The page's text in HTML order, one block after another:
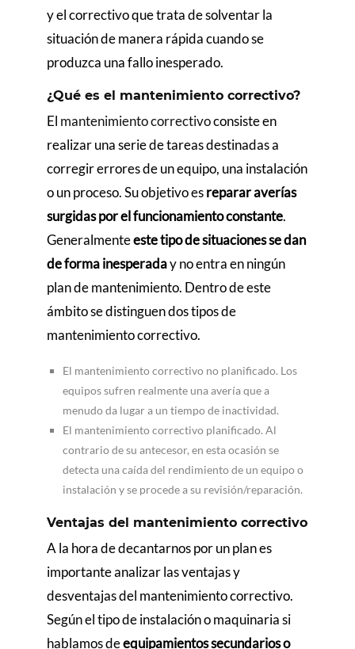
y el correctivo que trata de solventar la
situación de manera rápida cuando se
produzca una fallo inesperado.
¿Qué es el mantenimiento correctivo?
El mantenimiento correctivoconsiste en
realizar una serie de tareas destinadas a
corregir errores de un equipo, una instalación
o un proceso. Su objetivo esreparar averías
surgidas por el funcionamiento constante.
Generalmenteeste tipo de situaciones se dan
de forma inesperaday no entra en ningún
plan de mantenimiento. Dentro de este
ámbito se distinguen dos tipos de
mantenimiento correctivo.
El mantenimiento correctivo no planificado. Los
equipos sufren realmente una avería que a
menudo da lugar a un tiempo de inactividad.
El mantenimiento correctivo planificado. Al
contrario de su antecesor, en esta ocasión se
detecta una caída del rendimiento de un equipo o
instalación y se procede a su revisión/reparación.
Ventajas del mantenimiento correctivo
A la hora de decantarnos por un plan es
importante analizar las ventajas y
desventajas del mantenimiento correctivo.
Según el tipo de instalación o maquinaria si
hablamos deequipamientos secundarios o